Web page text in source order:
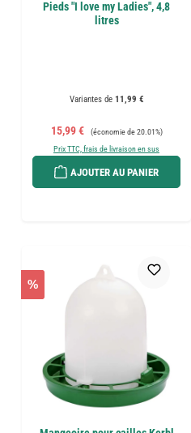
Pieds "I love my Ladies", 4,8
litres
Variantes de11,99 €
Prix de vente :
15,99 € Prix régulier :
(économie de 20.01%)
Prix TTC, frais de livraison en sus
AJOUTER AU PANIER
%